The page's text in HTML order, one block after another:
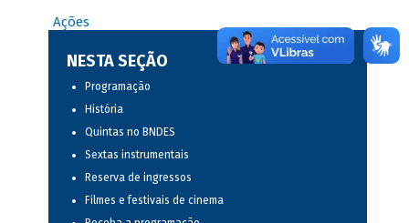
Ações
NESTA SEÇÃO
Programação
História
Quintas no BNDES
Sextas instrumentais
Reserva de ingressos
Filmes e festivais de cinema